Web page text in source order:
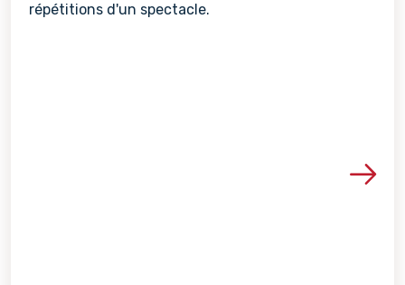
répétitions d'un spectacle.
Voir les détails de la